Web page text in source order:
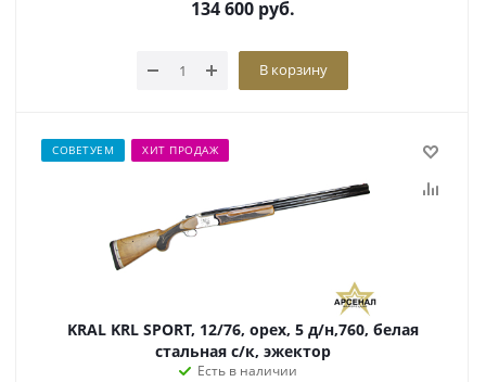
134 600руб.
В корзину
СОВЕТУЕМ ХИТ ПРОДАЖ
KRAL KRL SPORT, 12/76, орех, 5 д/н,760, белая
стальная с/к, эжектор
Есть в наличии